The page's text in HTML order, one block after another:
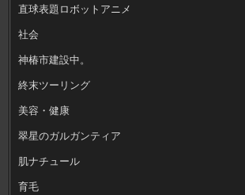
直球表題ロボットアニメ
社会
神椿市建設中。
終末ツーリング
美容・健康
翠星のガルガンティア
肌ナチュール
育毛